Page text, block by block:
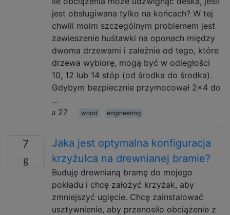
jest obsługiwana tylko na końcach? W tej
chwili moim szczególnym problemem jest
zawieszenie huśtawki na oponach między
dwoma drzewami i zależnie od tego, które
drzewa wybiorę, mogą być w odległości
10, 12 lub 14 stóp (od środka do środka).
Gdybym bezpiecznie przymocował 2x4 do
…
27
wood engineering
7
Jaka jest optymalna konfiguracja
krzyżulca na drewnianej bramie?
Buduję drewnianą bramę do mojego
pokładu i chcę założyć krzyżak, aby
zmniejszyć ugięcie. Chcę zainstalować
usztywnienie, aby przenosiło obciążenie z